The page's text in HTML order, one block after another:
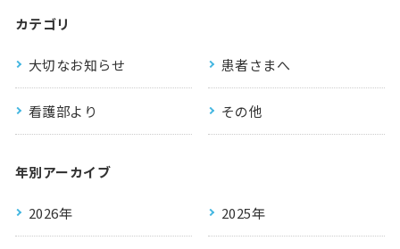
カテゴリ
大切なお知らせ 患者さまへ
看護部より その他
年別アーカイブ
2026年 2025年